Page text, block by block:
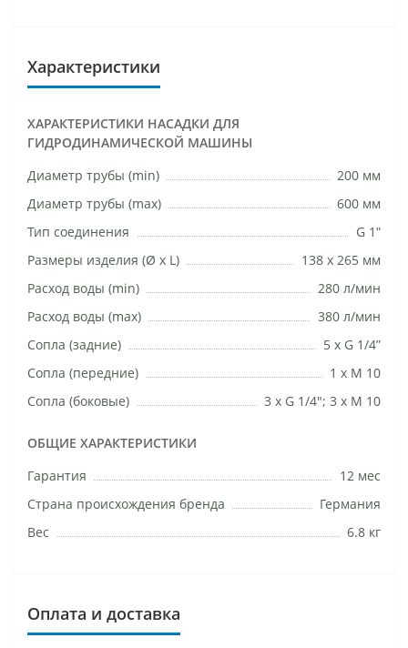
Характеристики
ХАРАКТЕРИСТИКИ НАСАДКИ ДЛЯ
ГИДРОДИНАМИЧЕСКОЙ МАШИНЫ
Диаметр трубы (min)
200 мм
Диаметр трубы (max)
600 мм
Тип соединения
G 1ʺ
Размеры изделия (Ø х L)
138 х 265 мм
Расход воды (min)
280 л/мин
Расход воды (max)
380 л/мин
Сопла (задние)
5 x G 1/4”
Сопла (передние)
1 х М 10
Сопла (боковые)
3 x G 1/4"; 3 х М 10
ОБЩИЕ ХАРАКТЕРИСТИКИ
Гарантия
12 мес
Страна происхождения бренда
Германия
Вес
6.8 кг
Оплата и доставка